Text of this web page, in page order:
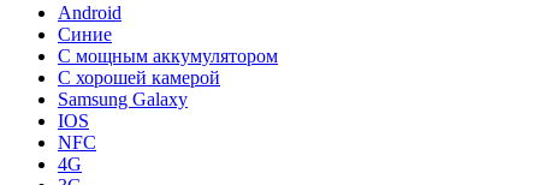
Android
Синие
С мощным аккумулятором
С хорошей камерой
Samsung Galaxy
IOS
NFC
4G